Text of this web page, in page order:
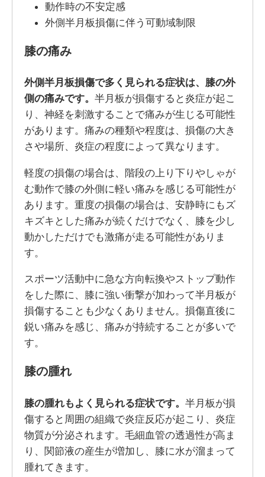
動作時の不安定感
外側半月板損傷に伴う可動域制限
膝の痛み
外側半月板損傷で多く見られる症状は、膝の外
側の痛みです。 半月板が損傷すると炎症が起こ
り、神経を刺激することで痛みが生じる可能性
があります。痛みの種類や程度は、損傷の大き
さや場所、炎症の程度によって異なります。
軽度の損傷の場合は、階段の上り下りやしゃが
む動作で膝の外側に軽い痛みを感じる可能性が
あります。重度の損傷の場合は、安静時にもズ
キズキとした痛みが続くだけでなく、膝を少し
動かしただけでも激痛が走る可能性がありま
す。
スポーツ活動中に急な方向転換やストップ動作
をした際に、膝に強い衝撃が加わって半月板が
損傷することも少なくありません。損傷直後に
鋭い痛みを感じ、痛みが持続することが多いで
す。
膝の腫れ
膝の腫れもよく見られる症状です。 半月板が損
傷すると周囲の組織で炎症反応が起こり、炎症
物質が分泌されます。毛細血管の透過性が高ま
り、関節液の産生が増加し、膝に水が溜まって
腫れてきます。